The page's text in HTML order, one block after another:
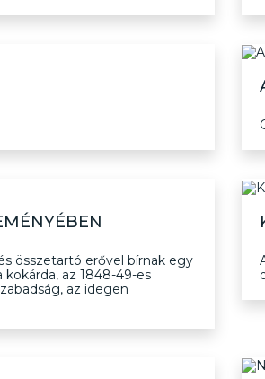
összetartó erővel bírnak egy
az 1848-49-es
az idegen